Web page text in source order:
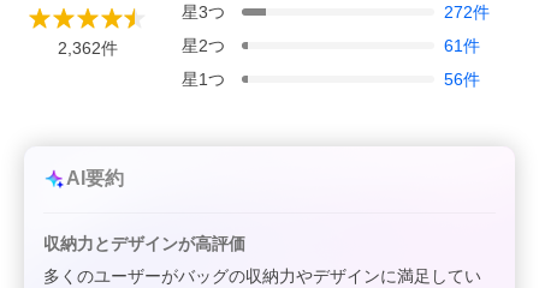
2,362件
星3つ 272件
星2つ 61件
星1つ 56件
AI要約
収納力とデザインが高評価
多くのユーザーがバッグの収納力やデザインに満足してい